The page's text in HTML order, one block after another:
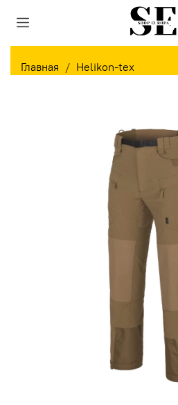
Главная Helikon-tex